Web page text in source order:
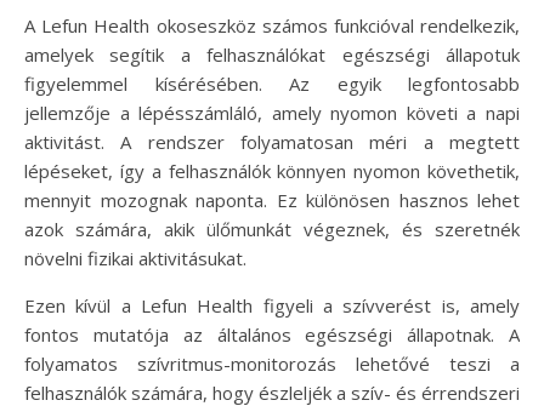
A Lefun Health okoseszköz számos funkcióval rendelkezik,
amelyek segítik a felhasználókat egészségi állapotuk
figyelemmel kísérésében. Az egyik legfontosabb
jellemzője a lépésszámláló, amely nyomon követi a napi
aktivitást. A rendszer folyamatosan méri a megtett
lépéseket, így a felhasználók könnyen nyomon követhetik,
mennyit mozognak naponta. Ez különösen hasznos lehet
azok számára, akik ülőmunkát végeznek, és szeretnék
növelni fizikai aktivitásukat.
Ezen kívül a Lefun Health figyeli a szívverést is, amely
fontos mutatója az általános egészségi állapotnak. A
folyamatos szívritmus-monitorozás lehetővé teszi a
felhasználók számára, hogy észleljék a szív- és érrendszeri